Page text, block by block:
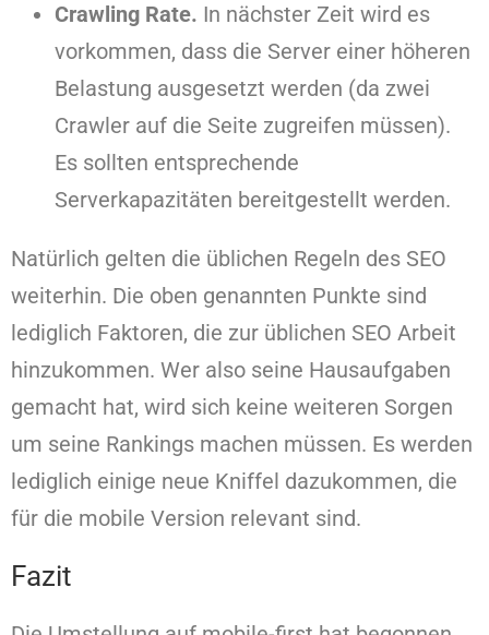
Crawling Rate. In nächster Zeit wird es
vorkommen, dass die Server einer höheren
Belastung ausgesetzt werden (da zwei
Crawler auf die Seite zugreifen müssen).
Es sollten entsprechende
Serverkapazitäten bereitgestellt werden.
Natürlich gelten die üblichen Regeln des SEO
weiterhin. Die oben genannten Punkte sind
lediglich Faktoren, die zur üblichen SEO Arbeit
hinzukommen. Wer also seine Hausaufgaben
gemacht hat, wird sich keine weiteren Sorgen
um seine Rankings machen müssen. Es werden
lediglich einige neue Kniffel dazukommen, die
für die mobile Version relevant sind.
Fazit